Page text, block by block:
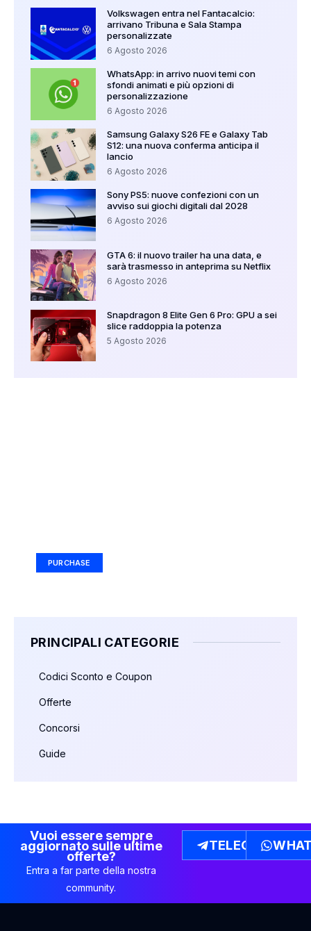
Volkswagen entra nel Fantacalcio:
arrivano Tribuna e Sala Stampa
personalizzate
6 Agosto 2026
WhatsApp: in arrivo nuovi temi con
sfondi animati e più opzioni di
personalizzazione
6 Agosto 2026
Samsung Galaxy S26 FE e Galaxy Tab
S12: una nuova conferma anticipa il
lancio
6 Agosto 2026
Sony PS5: nuove confezioni con un
avviso sui giochi digitali dal 2028
6 Agosto 2026
GTA 6: il nuovo trailer ha una data, e
sarà trasmesso in anteprima su Netflix
6 Agosto 2026
Snapdragon 8 Elite Gen 6 Pro: GPU a sei
slice raddoppia la potenza
5 Agosto 2026
PURCHASE
PRINCIPALI CATEGORIE
Codici Sconto e Coupon
Offerte
Concorsi
Guide
Vuoi essere sempre
aggiornato sulle ultime
offerte?
Entra a far parte della nostra
community.
TELEGRAM